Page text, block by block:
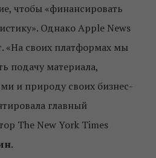
чтобы «финансировать
Однако Apple News
«На своих платформах мы
подачу материала,
и природу своих бизнес-
главный
The New York Times
.